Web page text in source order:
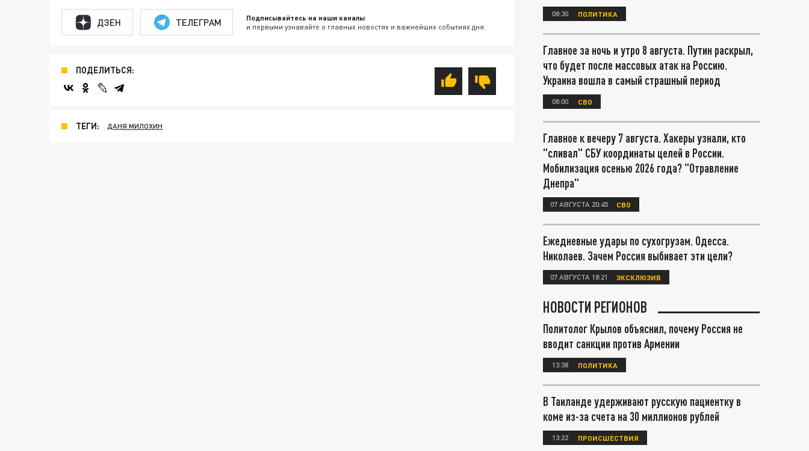
ДЗЕН ТЕЛЕГРАМ Подписывайтесь на наши каналы
и первыми узнавайте о главных новостях и важнейших событиях дня.
ПОДЕЛИТЬСЯ:
ТЕГИ: ДАНЯ МИЛОХИН
08:30 ПОЛИТИКА
Главное за ночь и утро 8 августа. Путин раскрыл,
что будет после массовых атак на Россию.
Украина вошла в самый страшный период
08:00 СВО
Главное к вечеру 7 августа. Хакеры узнали, кто
"сливал" СБУ координаты целей в России.
Мобилизация осенью 2026 года? "Отравление
Днепра"
07 АВГУСТА 20:45 СВО
Ежедневные удары по сухогрузам. Одесса.
Николаев. Зачем Россия выбивает эти цели?
07 АВГУСТА 18:21 ЭКСКЛЮЗИВ
НОВОСТИ РЕГИОНОВ
Политолог Крылов объяснил, почему Россия не
вводит санкции против Армении
13:38 ПОЛИТИКА
В Таиланде удерживают русскую пациентку в
коме из-за счета на 30 миллионов рублей
13:22 ПРОИСШЕСТВИЯ